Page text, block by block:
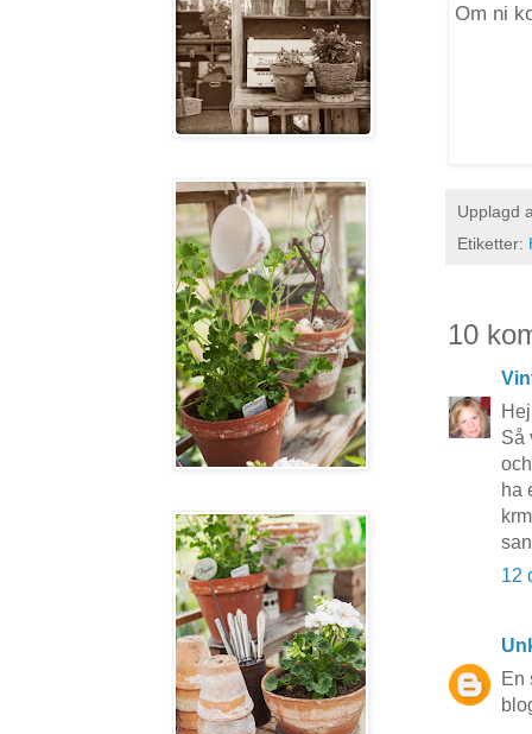
Om ni
Upplagd
Etiketter:
10
Hej
Så
ha
12
En